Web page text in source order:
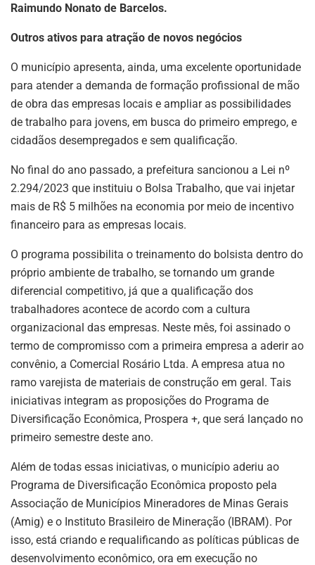
Raimundo Nonato de Barcelos.
Outros ativos para atração de novos negócios
O município apresenta, ainda, uma excelente oportunidade
para atender a demanda de formação profissional de mão
de obra das empresas locais e ampliar as possibilidades
de trabalho para jovens, em busca do primeiro emprego, e
cidadãos desempregados e sem qualificação.
No final do ano passado, a prefeitura sancionou a Lei nº
2.294/2023 que instituiu o Bolsa Trabalho, que vai injetar
mais de R$ 5 milhões na economia por meio de incentivo
financeiro para as empresas locais.
O programa possibilita o treinamento do bolsista dentro do
próprio ambiente de trabalho, se tornando um grande
diferencial competitivo, já que a qualificação dos
trabalhadores acontece de acordo com a cultura
organizacional das empresas. Neste mês, foi assinado o
termo de compromisso com a primeira empresa a aderir ao
convênio, a Comercial Rosário Ltda. A empresa atua no
ramo varejista de materiais de construção em geral. Tais
iniciativas integram as proposições do Programa de
Diversificação Econômica, Prospera +, que será lançado no
primeiro semestre deste ano.
Além de todas essas iniciativas, o município aderiu ao
Programa de Diversificação Econômica proposto pela
Associação de Municípios Mineradores de Minas Gerais
(Amig) e o Instituto Brasileiro de Mineração (IBRAM). Por
isso, está criando e requalificando as políticas públicas de
desenvolvimento econômico, ora em execução no
ASSINE NOSSA
NEWSLETTER
Fique atualizado com as últimas
brasileiro.
ASSINAR